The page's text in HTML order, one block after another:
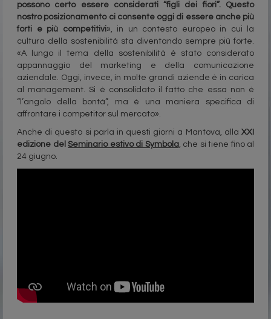
possono certo essere considerati “figli dei fiori”. Questo
nostro posizionamento ci consente oggi di essere anche più
forti e più competitivi», in un contesto europeo in cui la
cultura della sostenibilità sta diventando sempre più forte.
«A lungo il tema della sostenibilità è stato considerato
appannaggio del marketing e della comunicazione
aziendale. Oggi, invece, in molte grandi aziende è in carica
al management. Si è consolidato il fatto che essa non è
“l’angolo della bontà”, ma è una maniera specifica di
affrontare i competitor sul mercato».
Anche di questo si parla in questi giorni a Mantova, alla XXI
edizione del Seminario estivo di Symbola, che si tiene fino al
24 giugno.